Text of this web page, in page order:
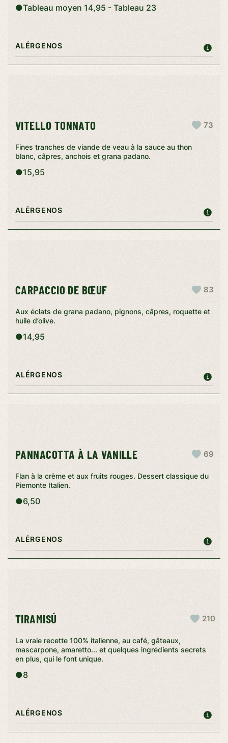
●Tableau moyen 14,95 - Tableau 23
ALÉRGENOS
VITELLO TONNATO 73
Fines tranches de viande de veau à la sauce au thon
blanc, câpres, anchois et grana padano.
●15,95
ALÉRGENOS
CARPACCIO DE BŒUF 83
Aux éclats de grana padano, pignons, câpres, roquette et
huile d’olive.
●14,95
ALÉRGENOS
PANNACOTTA À LA VANILLE 69
Flan à la crème et aux fruits rouges. Dessert classique du
Piemonte Italien.
●6,50
ALÉRGENOS
TIRAMISÚ 210
La vraie recette 100% italienne, au café, gâteaux,
mascarpone, amaretto... et quelques ingrédients secrets
en plus, qui le font unique.
●8
ALÉRGENOS